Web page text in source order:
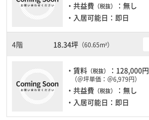
・共益費 （税抜）
：無し
・入居可能日：即日
4階 18.34坪（60.65m²）
・賃料 （税抜） ：128,000円
（＠坪単価：＠6,979円）
・共益費 （税抜）
：無し
・入居可能日：即日